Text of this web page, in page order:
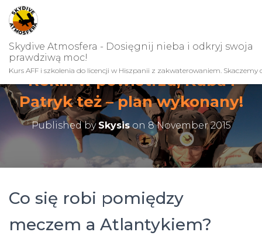
Skydive Atmosfera - Dosięgnij nieba i odkryj swoja
prawdziwą moc!
Kurs AFF i szkolenia do licencji w Hiszpanii z zakwaterowaniem. Skaczemy
Rekin w powietrzu, Kuba i
Patryk też – plan wykonany!
Published bySkysison 8 November 2015
Co się robi pomiędzy
meczem a Atlantykiem?